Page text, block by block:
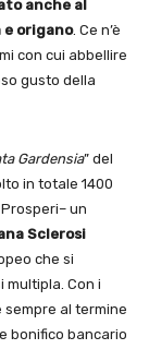
anche al
e origano. Ce n’è
con cui abbellire
gusto della
Gardensia” del
in totale 1400
un
Sclerosi
che si
Con i
al termine
bonifico bancario